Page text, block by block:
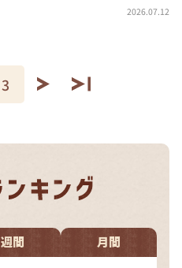
2026.07.12
3
週間 月間